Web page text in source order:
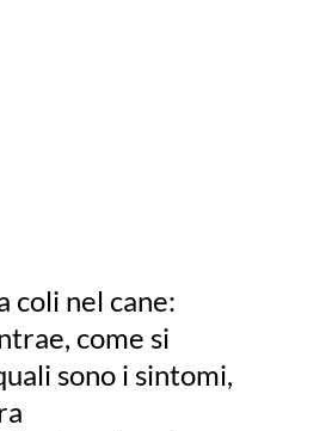
coli nel cane:
come si
sono i sintomi,